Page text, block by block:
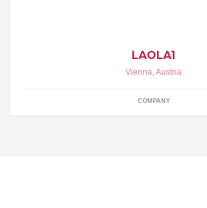
LAOLA1
Vienna,Austria
COMPANY